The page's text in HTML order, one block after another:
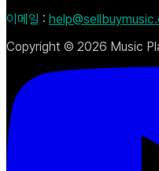
이메일 :
Copyright © 2026 Music